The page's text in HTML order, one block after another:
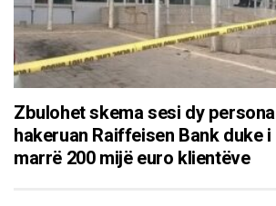
Zbulohet skema sesi dy persona
hakeruan Raiffeisen Bank duke i
marrë 200 mijë euro klientëve